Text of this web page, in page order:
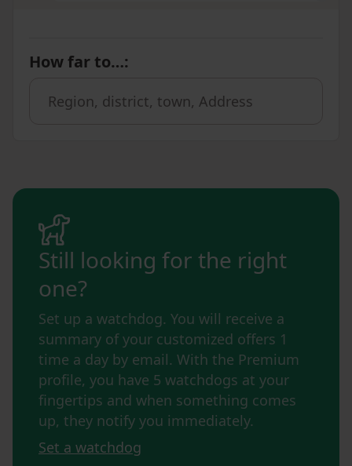
How far to…:
Still looking for the right
one?
Set up a watchdog. You will receive a
summary of your customized offers 1
time a day by email. With the Premium
profile, you have 5 watchdogs at your
fingertips and when something comes
up, they notify you immediately.
Set a watchdog